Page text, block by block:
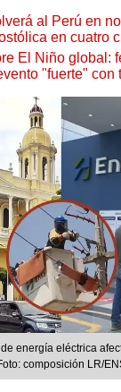
al Perú en
en cuatro
El Niño global:
"fuerte" con
energía eléctrica
composición LR/